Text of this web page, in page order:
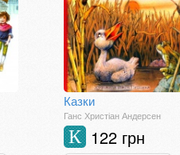
Казки
Ганс Христіан Андерсен
122 грн
К